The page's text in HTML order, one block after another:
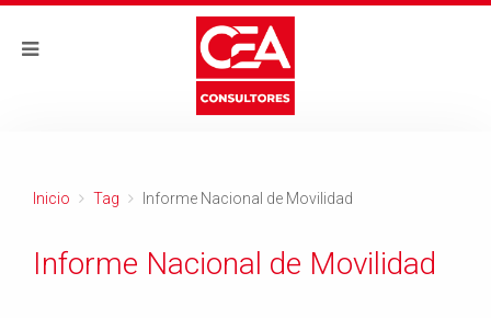
Inicio Tag Informe Nacional de Movilidad
Informe Nacional de Movilidad